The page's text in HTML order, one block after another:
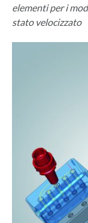
elementi per i
stato velocizzato